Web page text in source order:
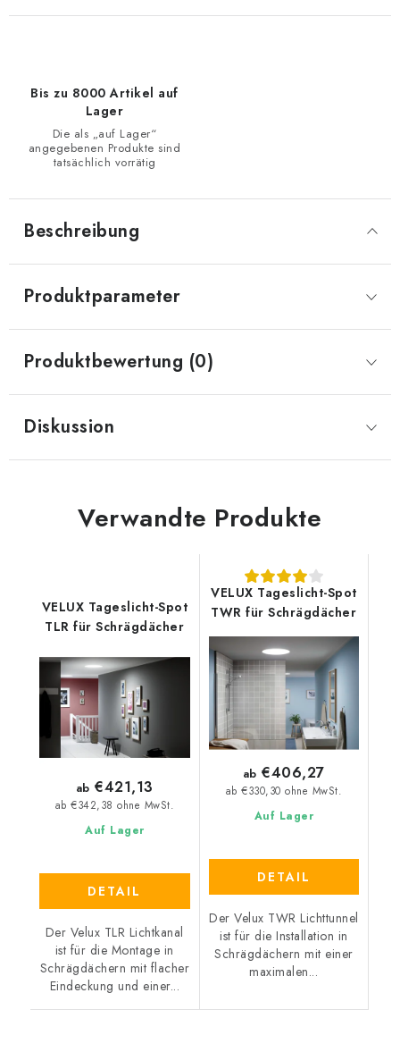
Bis zu 8000 Artikel auf
Lager
Die als „auf Lager“
angegebenen Produkte sind
tatsächlich vorrätig
Beschreibung
Produktparameter
Produktbewertung (0)
Diskussion
Verwandte Produkte
VELUX Tageslicht-Spot
TLR für Schrägdächer
Auf Lager
ab €342,38 ohne MwSt.
ab €421,13
DETAIL
Der Velux TLR Lichtkanal
ist für die Montage in
Schrägdächern mit flacher
Eindeckung und einer...
VELUX Tageslicht-Spot
TWR für Schrägdächer
Auf Lager
ab €330,30 ohne MwSt.
ab €406,27
DETAIL
Der Velux TWR Lichttunnel
ist für die Installation in
Schrägdächern mit einer
maximalen...